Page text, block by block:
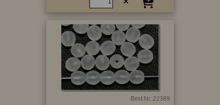
Best.Nr.:22389